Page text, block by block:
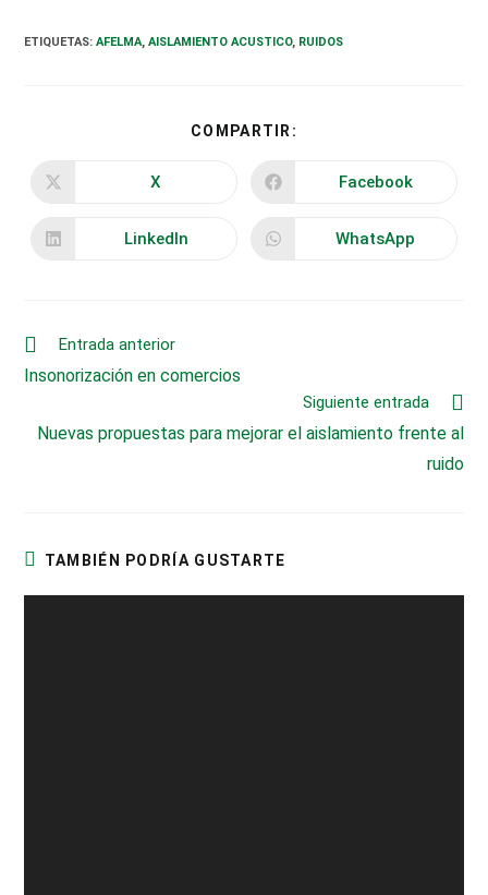
ETIQUETAS:AFELMA, AISLAMIENTO ACUSTICO, RUIDOS
COMPARTIR:
CONTENIDO
Se
una
nueva
X
Se
una
nueva
Facebook
Se
LinkedIn
Se
WhatsApp
Leer
artículos
Entrada anterior
Insonorización en comercios
Siguiente entrada
Nuevas propuestas para mejorar el aislamiento frente al
ruido
TAMBIÉN PODRÍA GUSTARTE